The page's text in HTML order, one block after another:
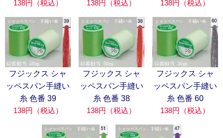
138円（税込）
138円（税込）
138円（税込）
フジックス シャ
ッペスパン手縫い
糸 色番 39
138円（税込）
フジックス シャ
ッペスパン手縫い
糸 色番 38
138円（税込）
フジックス シャ
ッペスパン手縫い
糸 色番 60
138円（税込）